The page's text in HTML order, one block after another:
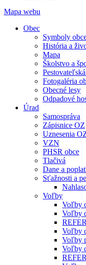
Mapa webu
Obec
Symboly
História a
Mapa
Školstvo a
Fotogaléria
Obecné lesy
Odpadové
Úrad
Samospráva
Zápisnice OZ
Uznesenia
VZN
PHSR obce
Tlačivá
Dane a
Sťažnosti a
Voľby
Voľby
Voľby
Voľby
Voľby
Voľby